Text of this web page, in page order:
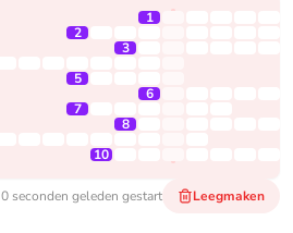
1
2
3
5
6
7
8
10
0 seconden geleden gestart Leegmaken